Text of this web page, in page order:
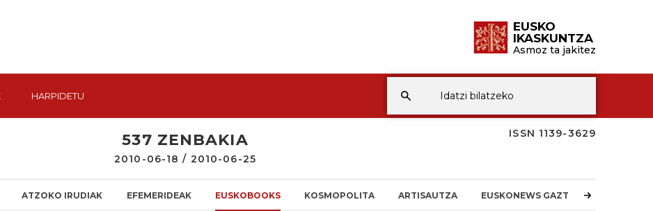
EUSKO
IKASKUNTZA
Asmoz ta jakitez
HARPIDETU
ISSN 1139-3629
537 ZENBAKIA
2010-06-18 / 2010-06-25
ATZOKO IRUDIAK EFEMERIDEAK EUSKOBOOKS KOSMOPOLITA ARTISAUTZA EUSKONEWS GAZTEA